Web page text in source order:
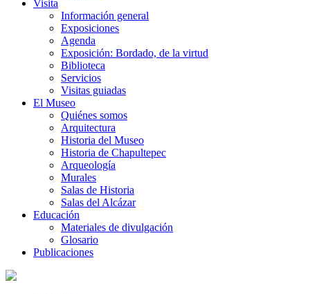
Visita
Información general
Exposiciones
Agenda
Exposición: Bordado, de la virtud
Biblioteca
Servicios
Visitas guiadas
El Museo
Quiénes somos
Arquitectura
Historia del Museo
Historia de Chapultepec
Arqueología
Murales
Salas de Historia
Salas del Alcázar
Educación
Materiales de divulgación
Glosario
Publicaciones